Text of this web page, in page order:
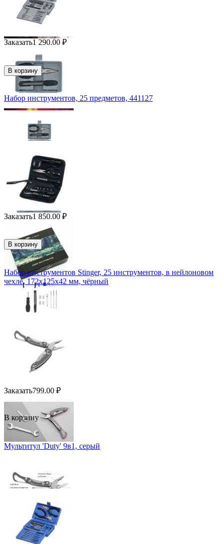
Заказать1 290.00 ₽
В корзину
Набор инструментов, 25 предметов, 441127
Заказать1 850.00 ₽
В корзину
Набор инструментов Stinger, 25 инструментов, в нейлоновом
чехле, 172х125х42 мм, чёрный
Заказать799.00 ₽
В корзину
Мультитул 'Duty' 9в1, серый